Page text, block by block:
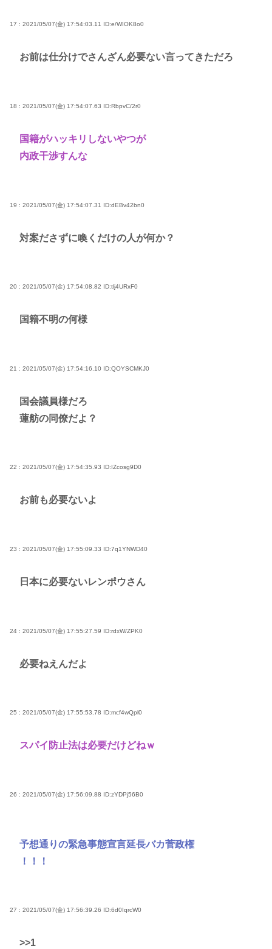
17 : 2021/05/07(金) 17:54:03.11 ID:e/WIOK8o0
お前は仕分けでさんざん必要ない言ってきただろ
18 : 2021/05/07(金) 17:54:07.63 ID:RbpvC/2r0
国籍がハッキリしないやつが
内政干渉すんな
19 : 2021/05/07(金) 17:54:07.31 ID:dEBv42bn0
対案ださずに喚くだけの人が何か？
20 : 2021/05/07(金) 17:54:08.82 ID:tlj4URxF0
国籍不明の何様
21 : 2021/05/07(金) 17:54:16.10 ID:QOYSCMKJ0
国会議員様だろ
蓮舫の同僚だよ？
22 : 2021/05/07(金) 17:54:35.93 ID:IZcosg9D0
お前も必要ないよ
23 : 2021/05/07(金) 17:55:09.33 ID:7q1YNWD40
日本に必要ないレンポウさん
24 : 2021/05/07(金) 17:55:27.59 ID:rdxW/ZPK0
必要ねえんだよ
25 : 2021/05/07(金) 17:55:53.78 ID:mcf4wQpl0
スパイ防止法は必要だけどねｗ
26 : 2021/05/07(金) 17:56:09.88 ID:zYDPj56B0
予想通りの緊急事態宣言延長バカ菅政権
！！！
27 : 2021/05/07(金) 17:56:39.26 ID:6d0IqrcW0
>>1